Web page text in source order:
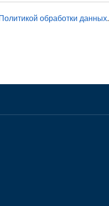
Политикой обработки данных.